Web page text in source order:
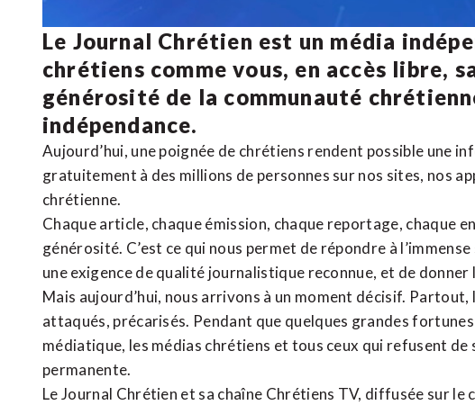
Le Journal Chrétien est un média
chrétiens comme vous, en accès libre,
générosité de la communauté
indépendance.
Aujourd’hui, une poignée de chrétiens rendent possible une
gratuitement à des millions de personnes sur nos sites, nos
chrétienne.
Chaque article, chaque émission, chaque reportage, chaque
générosité. C’est ce qui nous permet de répondre à
une exigence de qualité journalistique reconnue, et de donner
Mais aujourd’hui, nous arrivons à un moment décisif.
attaqués, précarisés. Pendant que quelques grandes
médiatique, les médias chrétiens et tous ceux qui refusent
permanente.
Le Journal Chrétien et sa chaîne Chrétiens TV, diffusée sur le